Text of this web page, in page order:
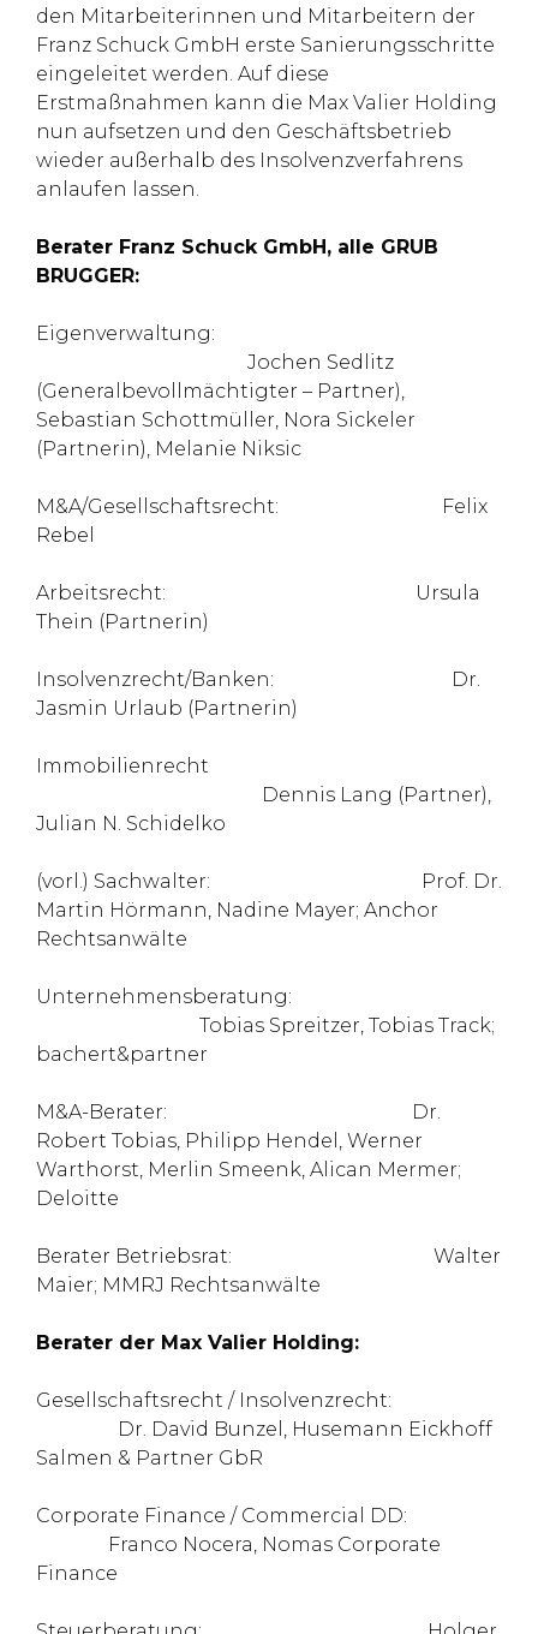
den Mitarbeiterinnen und Mitarbeitern der
Franz Schuck GmbH erste Sanierungsschritte
eingeleitet werden. Auf diese
Erstmaßnahmen kann die Max Valier Holding
nun aufsetzen und den Geschäftsbetrieb
wieder außerhalb des Insolvenzverfahrens
anlaufen lassen.
Berater Franz Schuck GmbH, alle GRUB
BRUGGER:
Eigenverwaltung:
Jochen Sedlitz
(Generalbevollmächtigter – Partner),
Sebastian Schottmüller, Nora Sickeler
(Partnerin), Melanie Niksic
M&A/Gesellschaftsrecht: Felix
Rebel
Arbeitsrecht: Ursula
Thein (Partnerin)
Insolvenzrecht/Banken: Dr.
Jasmin Urlaub (Partnerin)
Immobilienrecht
Dennis Lang (Partner),
Julian N. Schidelko
(vorl.) Sachwalter: Prof. Dr.
Martin Hörmann, Nadine Mayer; Anchor
Rechtsanwälte
Unternehmensberatung:
Tobias Spreitzer, Tobias Track;
bachert&partner
M&A-Berater: Dr.
Robert Tobias, Philipp Hendel, Werner
Warthorst, Merlin Smeenk, Alican Mermer;
Deloitte
Berater Betriebsrat: Walter
Maier; MMRJ Rechtsanwälte
Berater der Max Valier Holding:
Gesellschaftsrecht / Insolvenzrecht:
Dr. David Bunzel, Husemann Eickhoff
Salmen & Partner GbR
Corporate Finance / Commercial DD:
Franco Nocera, Nomas Corporate
Finance